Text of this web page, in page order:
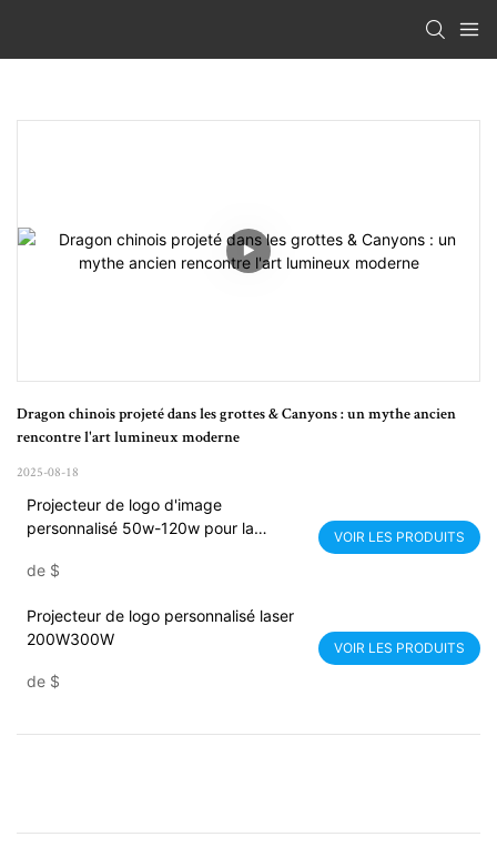
Dragon chinois projeté dans les grottes & Canyons : un mythe ancien
rencontre l'art lumineux moderne
2025-08-18
Projecteur de logo d'image
personnalisé 50w-120w pour la
de $
VOIR LES PRODUITS
Projecteur de logo personnalisé laser
200W300W
de $
VOIR LES PRODUITS